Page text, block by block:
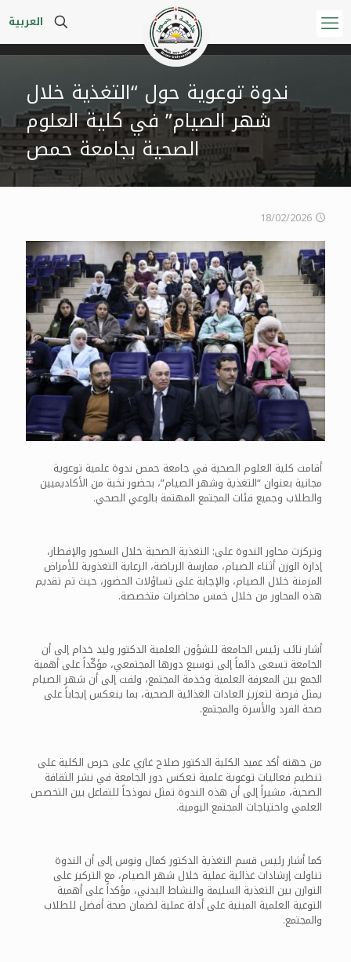
العربية
ندوة توعوية حول “التغذية خلال
شهر الصيام” في كلية العلوم
الصحية بجامعة حمص
18/02/2026
أقامت كلية العلوم الصحية في جامعة حمص ندوة علمية توعوية
مجانية بعنوان “التغذية وشهر الصيام”، بحضور نخبة من الأكاديميين
والطلاب وجميع فئات المجتمع المهتمة بالوعي الصحي.
وتركزت محاور الندوة على: التغذية الصحية خلال السحور والإفطار،
إدارة الوزن أثناء الصيام، ممارسة الرياضة، الرعاية التغذوية للأمراض
المزمنة خلال الصيام، والإجابة على تساؤلات الحضور، حيث تم تقديم
هذه المحاور من خلال خمس محاضرات متخصصة.
أشار نائب رئيس الجامعة للشؤون العلمية الدكتور وليد خدام إلى أن
الجامعة تسعى دائماً إلى توسيع دورها المجتمعي، مؤكّداً على أهمية
الجمع بين المعرفة العلمية وخدمة المجتمع، ولفت إلى أن شهر الصيام
يمثل فرصة لتعزيز العادات الغذائية الصحية، بما ينعكس إيجاباً على
صحة الفرد والأسرة والمجتمع.
من جهته أكد عميد الكلية الدكتور صلاح غازي على حرص الكلية على
تنظيم فعاليات توعوية علمية تعكس دور الجامعة في نشر الثقافة
الصحية، مشيراً إلى أن هذه الندوة تمثل نموذجاً للتفاعل بين التخصص
العلمي واحتياجات المجتمع اليومية.
كما أشار رئيس قسم التغذية الدكتور كمال ونوس إلى أن الندوة
تناولت إرشادات غذائية عملية خلال شهر الصيام، مع التركيز على
التوازن بين التغذية السليمة والنشاط البدني، مؤكداً على أهمية
التوعية العلمية المبنية على أدلة عملية لضمان صحة أفضل للطلاب
والمجتمع.